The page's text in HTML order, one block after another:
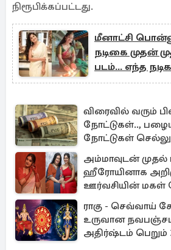
நிரூபிக்கப்பட்டது.
மீனாட்சி
நடிகை முதன்
படம்... எந்த
விரைவில் வரும்
நோட்டுகள்..,
நோட்டுகள்
அம்மாவுடன் முதல்
ஹீரோயினாக
ஊர்வசியின் மகள்
ராகு - செவ்வாய்
உருவான
அதிர்ஷ்டம் பெறும்